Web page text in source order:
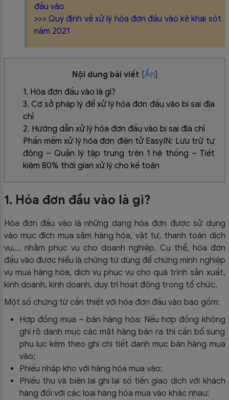
đầu vào
>>> Quy định về xử lý hóa đơn đầu vào kê khai sót
năm 2021
Nội dung bài viết Ẩn
1. Hóa đơn đầu vào là gì?
3. Cơ sở pháp lý để xử lý hóa đơn đầu vào bị sai địa
chỉ
2. Hướng dẫn xử lý hóa đơn đầu vào bị sai địa chỉ
Phần mềm xử lý hóa đơn điện tử EasyIN: Lưu trữ tự
động – Quản lý tập trung trên 1 hệ thống – Tiết
kiệm 80% thời gian xử lý cho kế toán
1. Hóa đơn đầu vào là gì?
Hóa đơn đầu vào là những dạng hóa đơn được sử dụng
vào mục đích mua sắm hàng hóa, vật tư, thanh toán dịch
vụ,… nhằm phục vụ cho doanh nghiệp. Cụ thể, hóa đơn
đầu vào được hiểu là chứng từ dùng để chứng minh nghiệp
vụ mua hàng hóa, dịch vụ phục vụ cho quá trình sản xuất,
kinh doanh, kinh doanh, duy trì hoạt động trong tổ chức.
Một số chứng từ cần thiết với hóa đơn đầu vào bao gồm:
Hợp đồng mua – bán hàng hóa: Nếu hợp đồng không
ghi rõ danh mục các mặt hàng bán ra thì cần bổ sung
phụ lục kèm theo ghi chi tiết danh mục bán hàng mua
vào;
Phiếu nhập kho với hàng hóa mua vào;
Phiếu thu và biên lai ghi lại số tiền giao dịch với khách
hàng đối với các loại hàng hóa mua vào khác nhau;